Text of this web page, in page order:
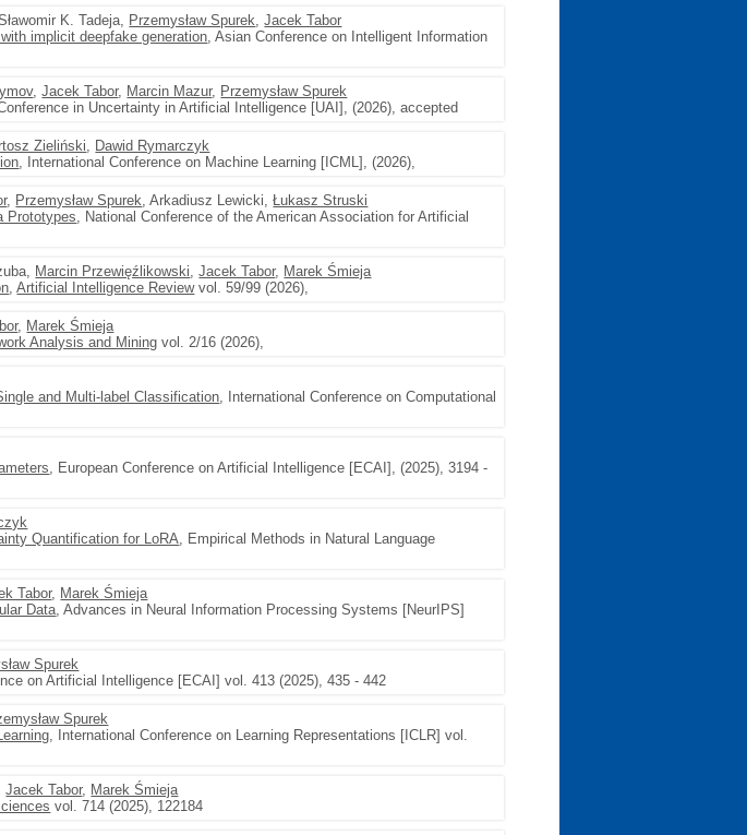
K. Tadeja, Przemysław Spurek,Jacek Tabor
implicit deepfake generation, Asian Conference on Intelligent Information
,Jacek Tabor, Marcin Mazur, Przemysław Spurek
in Uncertainty in Artificial Intelligence [UAI], (2026), accepted
Zieliński, Dawid Rymarczyk
, International Conference on Machine Learning [ICML], (2026),
, Przemysław Spurek, Arkadiusz Lewicki,Łukasz Struski
Prototypes, National Conference of the American Association for Artificial
Marcin Przewięźlikowski,Jacek Tabor, Marek Śmieja
,Artificial Intelligence Reviewvol. 59/99 (2026),
, Marek Śmieja
Analysis and Mining vol. 2/16 (2026),
and Multi-label Classification, International Conference on Computational
, European Conference on Artificial Intelligence [ECAI], (2025), 3194 -
Quantification for LoRA, Empirical Methods in Natural Language
Tabor, Marek Śmieja
Data, Advances in Neural Information Processing Systems [NeurIPS]
Spurek
on Artificial Intelligence [ECAI] vol. 413 (2025), 435 - 442
Spurek
, International Conference on Learning Representations [ICLR] vol.
Jacek Tabor, Marek Śmieja
vol. 714 (2025), 122184